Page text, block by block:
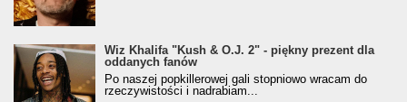
Wiz Khalifa "Kush & O.J. 2" - piękny prezent dla
oddanych fanów
Po naszej popkillerowej gali stopniowo wracam do
rzeczywistości i nadrabiam...